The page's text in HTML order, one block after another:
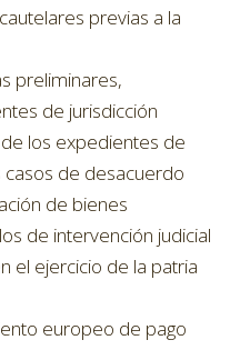
previas a la
preliminares,
de jurisdicción
los expedientes de
casos de desacuerdo
de bienes
de intervención judicial
el ejercicio de la patria
europeo de pago